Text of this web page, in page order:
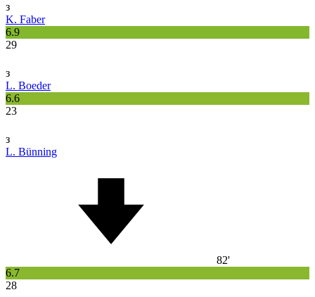
з
K. Faber
6.9
29
з
L. Boeder
6.6
23
з
L. Bünning
82'
6.7
28